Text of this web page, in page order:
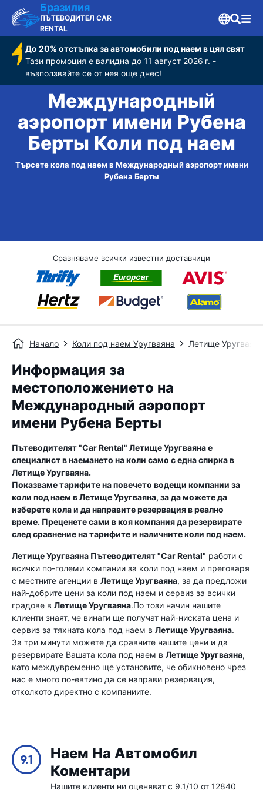
Бразилия
ПЪТЕВОДИТЕЛ CAR
RENTAL
До 20% отстъпка за автомобили под наем в цял свят
Тази промоция е валидна до 11 август 2026 г. -
възползвайте се от нея още днес!
Международный
аэропорт имени Рубена
Берты Коли под наем
Търсете кола под наем в Международный аэропорт имени
Рубена Берты
Сравняваме всички известни доставчици
Начало Коли под наем Уругваяна Летище Уругваяна
Информация за
местоположението на
Международный аэропорт
имени Рубена Берты
Пътеводителят "Car Rental" Летище Уругваянае
специалист в наемането на коли само с една спирка в
Летище Уругваяна.
Показваме тарифите на повечето водещи компании за
коли под наем вЛетище Уругваяна, за да можете да
изберете кола и да направите резервация в реално
време. Преценете сами в коя компания да резервирате
след сравнение на тарифите и наличните коли под наем.
Летище Уругваяна Пътеводителят "Car Rental" работи с
всички по-големи компании за коли под наем и преговаря
с местните агенции в Летище Уругваяна, за да предложи
най-добрите цени за коли под наем и сервиз за всички
градове в Летище Уругваяна.По този начин нашите
клиенти знаят, че винаги ще получат най-ниската цена и
сервиз за тяхната кола под наем в Летище Уругваяна.
За три минути можете да сравните нашите цени и да
резервирате Вашата кола под наем в Летище Уругваяна,
като междувременно ще установите, че обикновено чрез
нас е много по-евтино да се направи резервация,
отколкото директно с компаниите.
9.1
Наем На Автомобил
Коментари
Нашите клиенти ни оценяват с 9.1/10 от 12840